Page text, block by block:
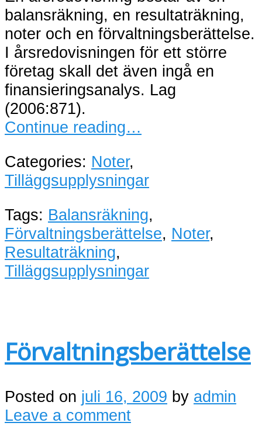
balansräkning, en resultaträkning,
noter och en förvaltningsberättelse.
I årsredovisningen för ett större
företag skall det även ingå en
finansieringsanalys. Lag
(2006:871).
Continue reading…
Categories: Noter,
Tilläggsupplysningar
Tags: Balansräkning,
Förvaltningsberättelse, Noter,
Resultaträkning,
Tilläggsupplysningar
Förvaltningsberättelse
Posted on juli 16, 2009 by admin
Leave a comment